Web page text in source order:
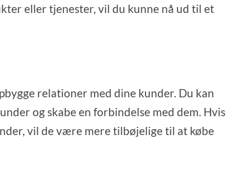
eller tjenester, vil du kunne nå ud til et
relationer med dine kunder. Du kan
og skabe en forbindelse med dem. Hvis
vil de være mere tilbøjelige til at købe